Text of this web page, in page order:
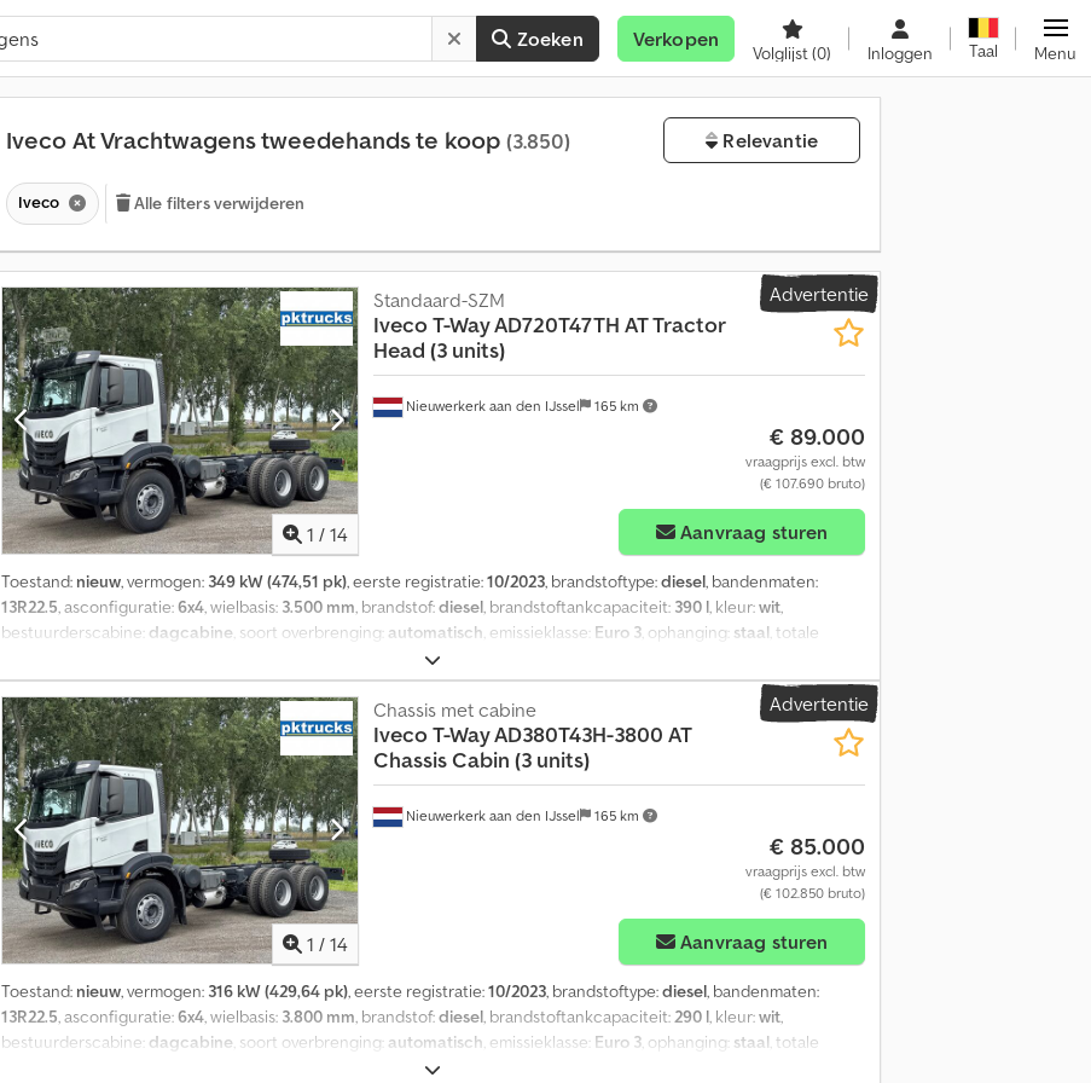
Zoeken Verkopen
Volglijst(0) Inloggen Taal Menu
Iveco At Vrachtwagens tweedehands te koop (3.850) Relevantie
Iveco Alle filters verwijderen
Advertentie
1 / 14
Nieuwerkerk aan den IJssel 165 km
Standaard-SZM
IvecoT-Way AD720T47TH AT Tractor
Head (3 units)
€ 89.000
vraagprijs excl. btw
(€ 107.690 bruto)
Aanvraag sturen
Toestand: nieuw, vermogen: 349 kW (474,51 pk), eerste registratie:10/2023, brandstoftype:diesel, bandenmaten:
13R22.5, asconfiguratie:6x4, wielbasis: 3.500 mm, brandstof:diesel, brandstoftankcapaciteit: 390 l, kleur:wit,
bestuurderscabine: dagcabine, soort overbrenging: automatisch, emissieklasse: Euro 3, ophanging: staal, totale
, totale hoogte:3.140 mm
Verdere opties en accessoires = - Bladvering Dedpfxjzru E No Am Hsck - Zonnescherm = Verdere informatie =
Versnellingsbak: TX-16M, automatisch Bandenmaat: 13R22.5 Remmen: Trommelremmen Vering: Bladvering Vooras:
Bestuurbaar Aantal cilinders: 6 Motorinhoud: 12.882 cc Ledig gewicht: 9.655 kg
Advertentie
1 / 14
Nieuwerkerk aan den IJssel 165 km
Chassis met cabine
IvecoT-Way AD380T43H-3800 AT
Chassis Cabin (3 units)
€ 85.000
vraagprijs excl. btw
(€ 102.850 bruto)
Aanvraag sturen
Toestand: nieuw, vermogen: 316 kW (429,64 pk), eerste registratie:10/2023, brandstoftype:diesel, bandenmaten:
13R22.5, asconfiguratie:6x4, wielbasis: 3.800 mm, brandstof:diesel, brandstoftankcapaciteit:290 l, kleur:wit,
bestuurderscabine: dagcabine, soort overbrenging: automatisch, emissieklasse: Euro 3, ophanging: staal, totale
, totale hoogte:3.140 mm
V
e
r
k
o
p
r
d
a
n
4
m
i
l
j
o
n
­
r
e